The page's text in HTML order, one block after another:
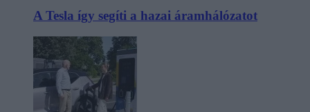
A Tesla így segíti a hazai áramhálózatot